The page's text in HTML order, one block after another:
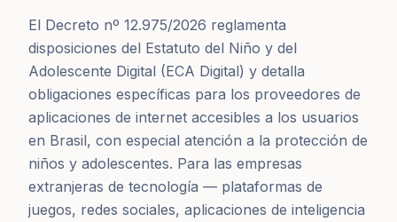
El Decreto nº 12.975/2026 reglamenta
disposiciones del Estatuto del Niño y del
Adolescente Digital (ECA Digital) y detalla
obligaciones específicas para los proveedores de
aplicaciones de internet accesibles a los usuarios
en Brasil, con especial atención a la protección de
niños y adolescentes. Para las empresas
extranjeras de tecnología — plataformas de
juegos, redes sociales, aplicaciones de inteligencia